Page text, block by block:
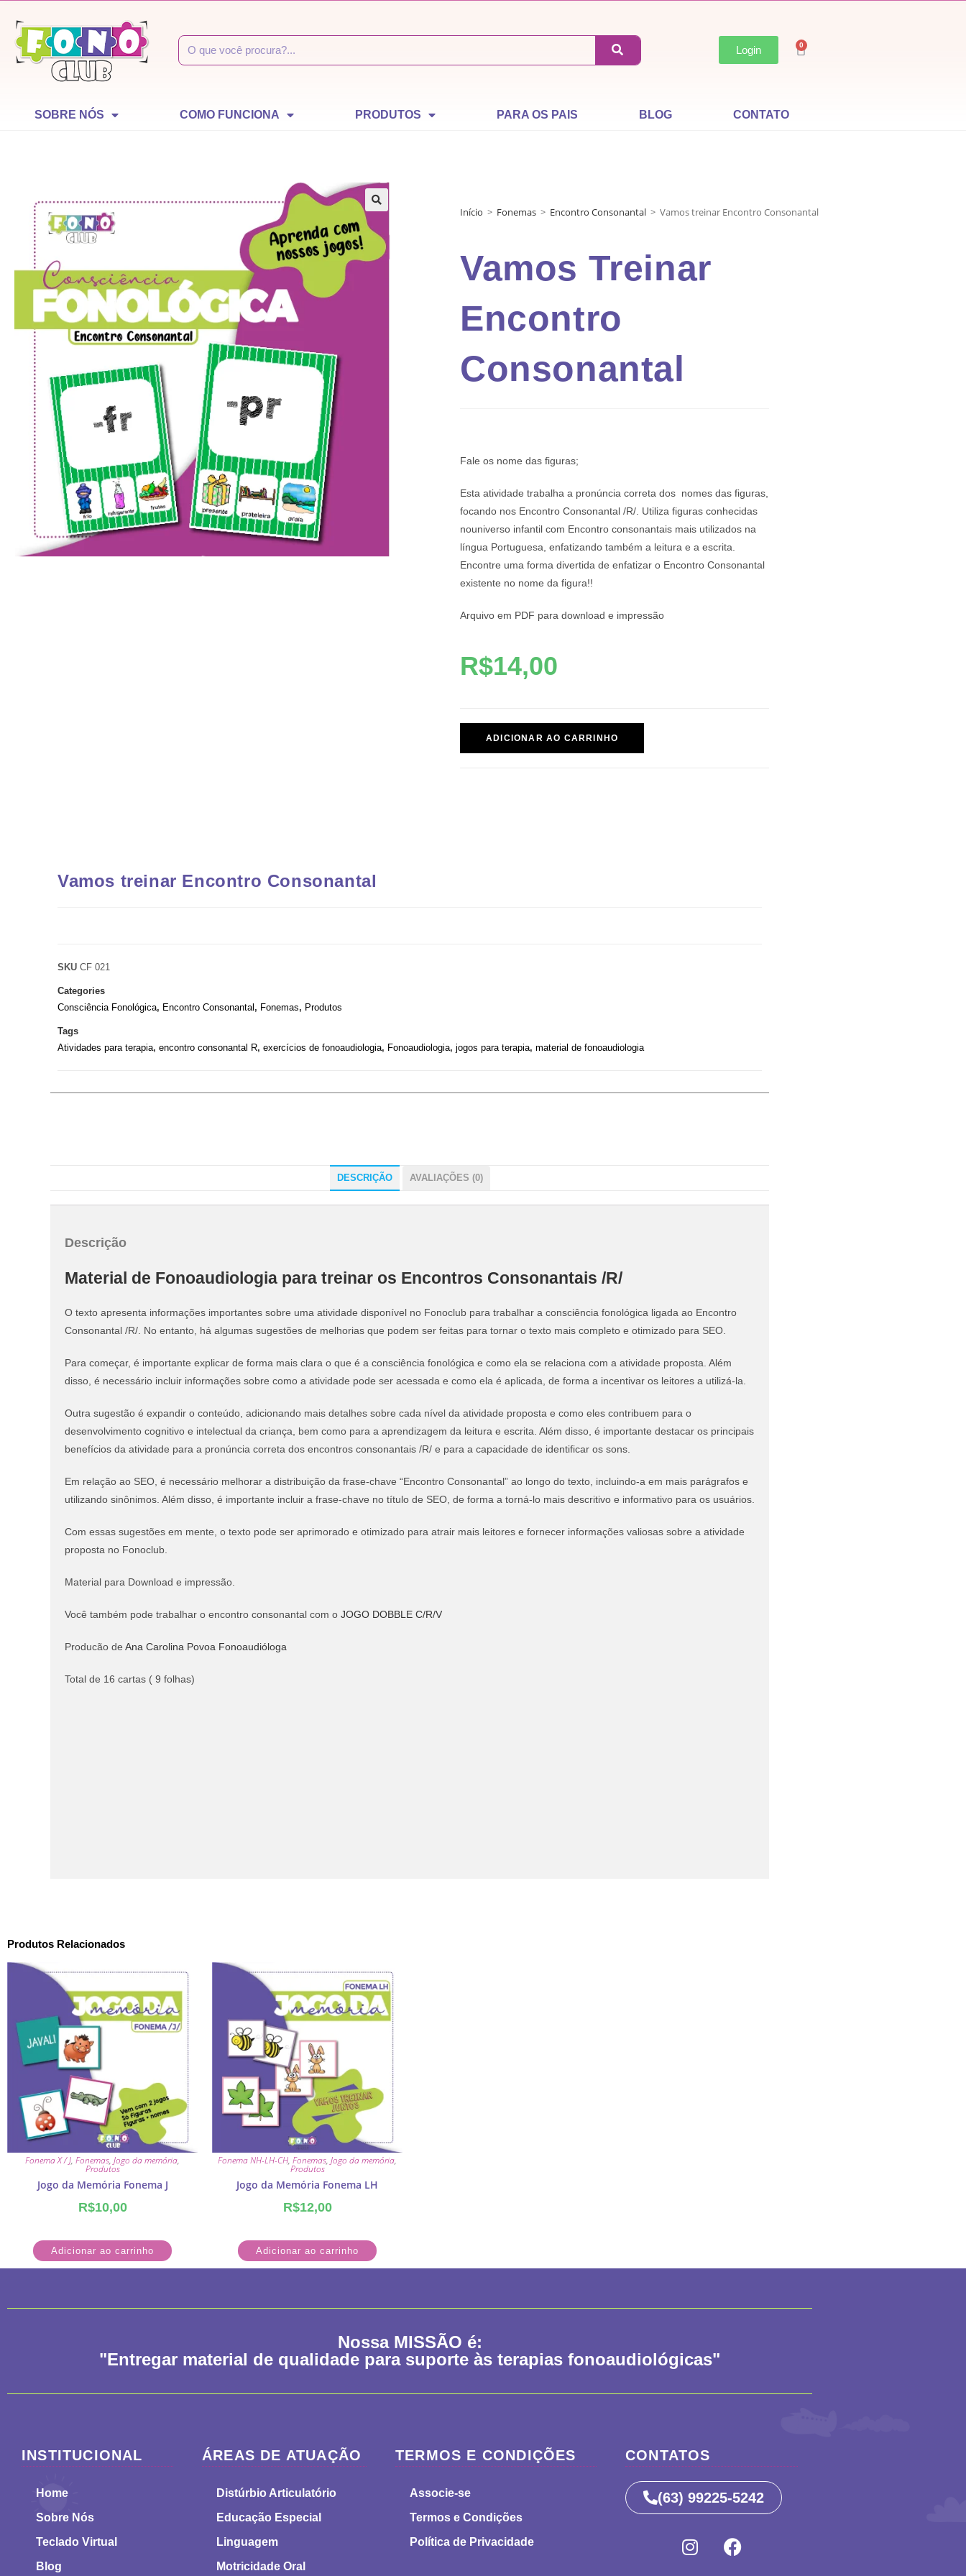
Login 0
SOBRE NÓS COMO FUNCIONA PRODUTOS PARA OS PAIS BLOG CONTATO
Início > Fonemas > Encontro Consonantal > Vamos treinar Encontro Consonantal
Vamos Treinar
Encontro
Consonantal
Fale os nome das figuras;
Esta atividade trabalha a pronúncia correta dos nomes das figuras,
focando nos Encontro Consonantal /R/. Utiliza figuras conhecidas
nouniverso infantil com Encontro consonantais mais utilizados na
língua Portuguesa, enfatizando também a leitura e a escrita.
Encontre uma forma divertida de enfatizar o Encontro Consonantal
existente no nome da figura!!
Arquivo em PDF para download e impressão
R$14,00
ADICIONAR AO CARRINHO
Vamos treinar Encontro Consonantal
SKU CF 021
Categories
Consciência Fonológica, Encontro Consonantal , Fonemas, Produtos
Tags
Atividades para terapia, encontro consonantal R, exercícios de fonoaudiologia, Fonoaudiologia, jogos para terapia, material de fonoaudiologia
DESCRIÇÃO AVALIAÇÕES (0)
Descrição
Material de Fonoaudiologia para treinar os Encontros Consonantais /R/
O texto apresenta informações importantes sobre uma atividade disponível no Fonoclub para trabalhar a consciência fonológica ligada ao Encontro
Consonantal /R/. No entanto, há algumas sugestões de melhorias que podem ser feitas para tornar o texto mais completo e otimizado para SEO.
Para começar, é importante explicar de forma mais clara o que é a consciência fonológica e como ela se relaciona com a atividade proposta. Além
disso, é necessário incluir informações sobre como a atividade pode ser acessada e como ela é aplicada, de forma a incentivar os leitores a utilizá-la.
Outra sugestão é expandir o conteúdo, adicionando mais detalhes sobre cada nível da atividade proposta e como eles contribuem para o
desenvolvimento cognitivo e intelectual da criança, bem como para a aprendizagem da leitura e escrita. Além disso, é importante destacar os principais
benefícios da atividade para a pronúncia correta dos encontros consonantais /R/ e para a capacidade de identificar os sons.
Em relação ao SEO, é necessário melhorar a distribuição da frase-chave “Encontro Consonantal” ao longo do texto, incluindo-a em mais parágrafos e
utilizando sinônimos. Além disso, é importante incluir a frase-chave no título de SEO, de forma a torná-lo mais descritivo e informativo para os usuários.
Com essas sugestões em mente, o texto pode ser aprimorado e otimizado para atrair mais leitores e fornecer informações valiosas sobre a atividade
proposta no Fonoclub.
Material para Download e impressão.
Você também pode trabalhar o encontro consonantal com o JOGO DOBBLE C/R/V
Producão de Ana Carolina Povoa Fonoaudióloga
Total de 16 cartas ( 9 folhas)
Produtos Relacionados
Fonema X / J, Fonemas, Jogo da memória,
Produtos
Jogo da Memória Fonema J
R$10,00
Adicionar ao carrinho
Fonema NH-LH-CH, Fonemas, Jogo da memória,
Produtos
Jogo da Memória Fonema LH
R$12,00
Adicionar ao carrinho
Nossa MISSÃO é:
"Entregar material de qualidade para suporte às terapias fonoaudiológicas"
INSTITUCIONAL
Home
Sobre Nós
Teclado Virtual
Blog
ÁREAS DE ATUAÇÃO
Distúrbio Articulatório
Educação Especial
Linguagem
Motricidade Oral
TERMOS E CONDIÇÕES
Associe-se
Termos e Condições
Política de Privacidade
CONTATOS
(63) 99225-5242